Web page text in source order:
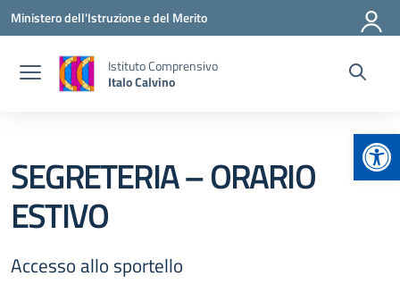
Vai ai contenuti
Vai al menu di navigazione
Vai al footer
Ministero dell'Istruzione e del Merito
Istituto Comprensivo
Italo Calvino
SEGRETERIA – ORARIO
ESTIVO
Accesso allo sportello